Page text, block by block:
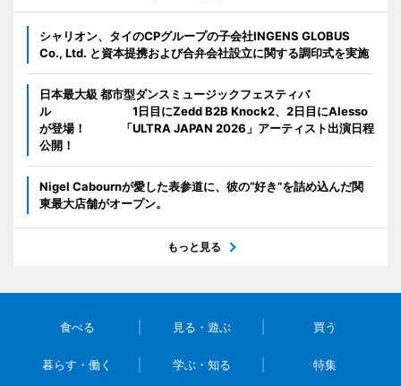
シャリオン、タイのCPグループの子会社INGENS GLOBUS
Co., Ltd. と資本提携および合弁会社設立に関する調印式を実施
日本最大級 都市型ダンスミュージックフェスティバ
ル 1日目にZedd B2B Knock2、2日目にAlesso
が登場！ 「ULTRA JAPAN 2026」アーティスト出演日程
公開！
Nigel Cabournが愛した表参道に、彼の“好き”を詰め込んだ関
東最大店舗がオープン。
もっと見る
食べる 見る・遊ぶ 買う
暮らす・働く 学ぶ・知る 特集